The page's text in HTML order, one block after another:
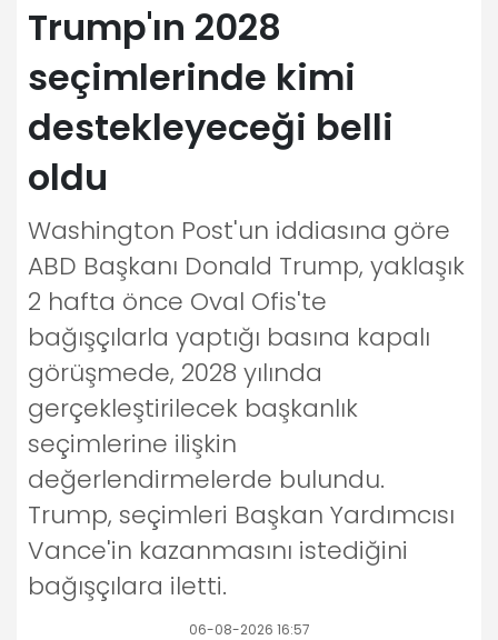
Trump'ın 2028
seçimlerinde kimi
destekleyeceği belli
oldu
Washington Post'un iddiasına göre
ABD Başkanı Donald Trump, yaklaşık
2 hafta önce Oval Ofis'te
bağışçılarla yaptığı basına kapalı
görüşmede, 2028 yılında
gerçekleştirilecek başkanlık
seçimlerine ilişkin
değerlendirmelerde bulundu.
Trump, seçimleri Başkan Yardımcısı
Vance'in kazanmasını istediğini
bağışçılara iletti.
06-08-2026 16:57